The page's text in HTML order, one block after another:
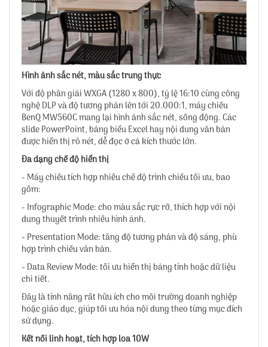
Hình ảnh sắc nét, màu sắc trung thực
Với độ phân giải WXGA (1280 x 800), tỷ lệ 16:10 cùng công
nghệ DLP và độ tương phản lên tới 20.000:1, máy chiếu
BenQ MW560C mang lại hình ảnh sắc nét, sống động. Các
slide PowerPoint, bảng biểu Excel hay nội dung văn bản
được hiển thị rõ nét, dễ đọc ở cả kích thước lớn.
Đa dạng chế độ hiển thị
- Máy chiếu tích hợp nhiều chế độ trình chiếu tối ưu, bao
gồm:
- Infographic Mode: cho màu sắc rực rỡ, thích hợp với nội
dung thuyết trình nhiều hình ảnh.
- Presentation Mode: tăng độ tương phản và độ sáng, phù
hợp trình chiếu văn bản.
- Data Review Mode: tối ưu hiển thị bảng tính hoặc dữ liệu
chi tiết.
Đây là tính năng rất hữu ích cho môi trường doanh nghiệp
hoặc giáo dục, giúp tối ưu hóa nội dung theo từng mục đích
sử dụng.
Kết nối linh hoạt, tích hợp loa 10W